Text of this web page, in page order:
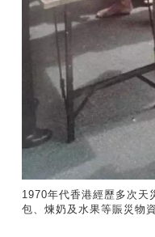
1970年代香港經歷多次天
包、煉奶及水果等賑災物